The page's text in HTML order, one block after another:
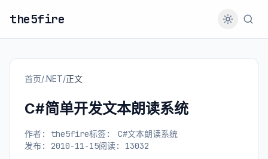
the5fire
首页/.NET/正文
C#简单开发文本朗读系统
作者: the5fire标签:
C#文本朗读系统
发布: 2010-11-15阅读: 13032